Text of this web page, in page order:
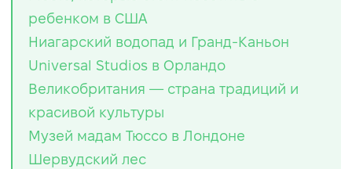
ребенком в США
Ниагарский водопад и Гранд-Каньон
Universal Studios в Орландо
Великобритания — страна традиций и
красивой культуры
Музей мадам Тюссо в Лондоне
Шервудский лес